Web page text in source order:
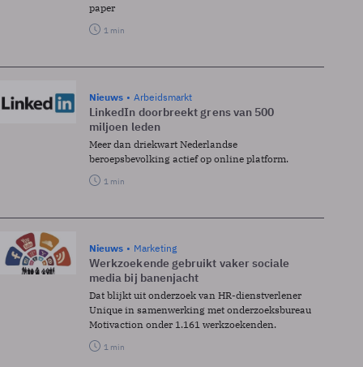
paper
1 min
Nieuws Arbeidsmarkt
LinkedIn doorbreekt grens van 500
miljoen leden
Meer dan driekwart Nederlandse
beroepsbevolking actief op online platform.
1 min
Nieuws Marketing
Werkzoekende gebruikt vaker sociale
media bij banenjacht
Dat blijkt uit onderzoek van HR-dienstverlener
Unique in samenwerking met onderzoeksbureau
Motivaction onder 1.161 werkzoekenden.
1 min